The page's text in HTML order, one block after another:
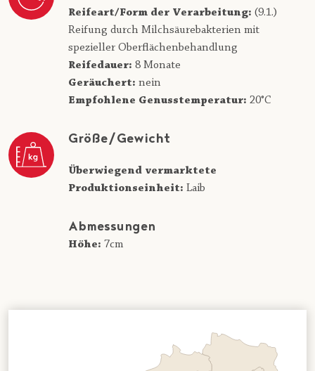
Reifeart/Form der Verarbeitung: (9.1.)
Reifung durch Milchsäurebakterien mit
spezieller Oberflächenbehandlung
Reifedauer: 8 Monate
Geräuchert: nein
Empfohlene Genusstemperatur: 20°C
Größe/Gewicht
Überwiegend vermarktete
Produktionseinheit: Laib
Abmessungen
Höhe: 7cm